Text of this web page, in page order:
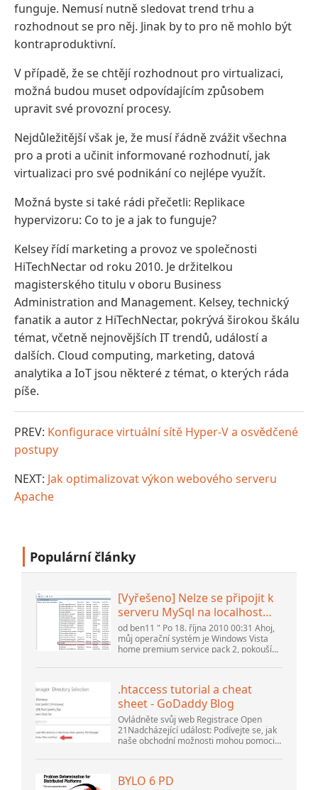
funguje. Nemusí nutně sledovat trend trhu a
rozhodnout se pro něj. Jinak by to pro ně mohlo být
kontraproduktivní.
V případě, že se chtějí rozhodnout pro virtualizaci,
možná budou muset odpovídajícím způsobem
upravit své provozní procesy.
Nejdůležitější však je, že musí řádně zvážit všechna
pro a proti a učinit informované rozhodnutí, jak
virtualizaci pro své podnikání co nejlépe využít.
Možná byste si také rádi přečetli: Replikace
hypervizoru: Co to je a jak to funguje?
Kelsey řídí marketing a provoz ve společnosti
HiTechNectar od roku 2010. Je držitelkou
magisterského titulu v oboru Business
Administration and Management. Kelsey, technický
fanatik a autor z HiTechNectar, pokrývá širokou škálu
témat, včetně nejnovějších IT trendů, událostí a
dalších. Cloud computing, marketing, datová
analytika a IoT jsou některé z témat, o kterých ráda
píše.
PREV: Konfigurace virtuální sítě Hyper-V a osvědčené
postupy
NEXT: Jak optimalizovat výkon webového serveru
Apache
Populární články
[Vyřešeno] Nelze se připojit k
serveru MySql na localhost
(10061) (Zobrazit téma) *
Fórum komunity Apache
OpenOffice
od ben11 " Po 18. října 2010 00:31 Ahoj,
můj operační systém je Windows Vista
home premium service pack 2, pokouším
verze 5.1. Spustil jsem databázi
.htaccess tutorial a cheat
sheet - GoDaddy Blog
Ovládněte svůj web Registrace Open
21Nadcházející událost: Podívejte se, jak
naše obchodní možnosti mohou pomoci
prostředí na GoDaddy Open 2021 dne 28.
BYLO 6 PD